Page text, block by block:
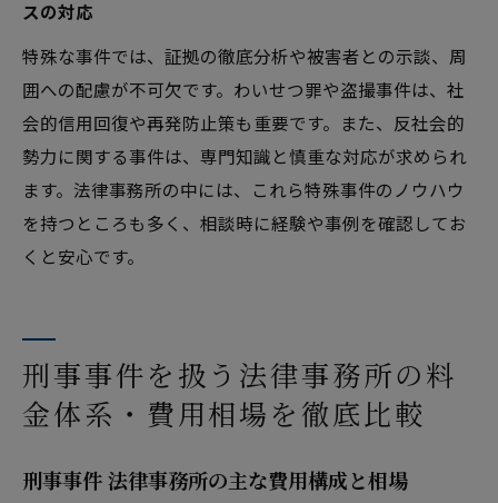
スの対応
特殊な事件では、証拠の徹底分析や被害者との示談、周
囲への配慮が不可欠です。わいせつ罪や盗撮事件は、社
会的信用回復や再発防止策も重要です。また、反社会的
勢力に関する事件は、専門知識と慎重な対応が求められ
ます。法律事務所の中には、これら特殊事件のノウハウ
を持つところも多く、相談時に経験や事例を確認してお
くと安心です。
刑事事件を扱う法律事務所の料
金体系・費用相場を徹底比較
刑事事件 法律事務所の主な費用構成と相場